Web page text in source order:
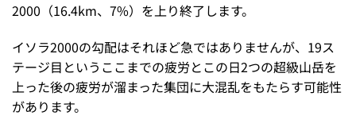
2000（16.4km、7%）を上り終了します。
イソラ2000の勾配はそれほど急ではありませんが、19ス
テージ目というここまでの疲労とこの日2つの超級山岳を
上った後の疲労が溜まった集団に大混乱をもたらす可能性
があります。